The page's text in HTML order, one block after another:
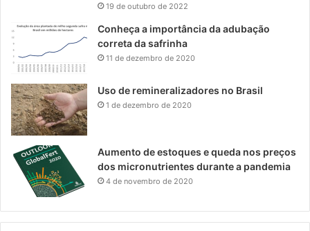
19 de outubro de 2022
Conheça a importância da adubação
correta da safrinha
11 de dezembro de 2020
Uso de remineralizadores no Brasil
1 de dezembro de 2020
Aumento de estoques e queda nos preços
dos micronutrientes durante a pandemia
4 de novembro de 2020